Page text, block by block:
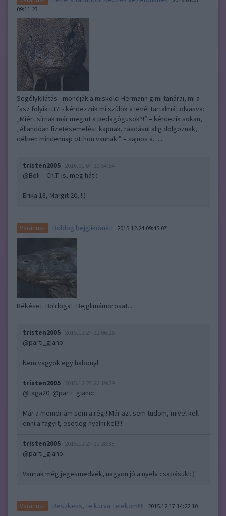
09:11:23
Segélykilátás - mondják a miskolci Hermann gimi tanárai, mi a
fasz folyik itt?! - kérdezzük mi szülők a levél tartalmát olvasva:
„Miért sírnak már megint a pedagógusok?!” – kérdezik sokan,
„Állandóan fizetésemelést kapnak, ráadásul alig dolgoznak,
délben mindennap otthon vannak!” – sajnos a…..
tristen2005 2016.01.07 20:54:54
@Boli – Ch.T. is, meg hát!:
Erika 18, Margit 20, !:)
Varánusz Boldog bejglikómát! 2015.12.24 09:45:07
Békéset. Boldogat. Bejglimámorosat. ..
tristen2005 2015.12.27 22:06:26
@parti_giano:
Nem vagyok egy habony!
tristen2005 2015.12.27 22:19:29
@taga20: @parti_giano:
Már a memóriám sem a régi! Már azt sem tudom, mivel kell
enni a fagyit, esetleg nyalni kell!:!
tristen2005 2015.12.27 22:28:33
@parti_giano:
Vannak még jegesmedvék, nagyon jó a nyelv csapásuk!::)
Varánusz Reszkess, te kurva Telekom!!!! 2015.12.17 14:22:10